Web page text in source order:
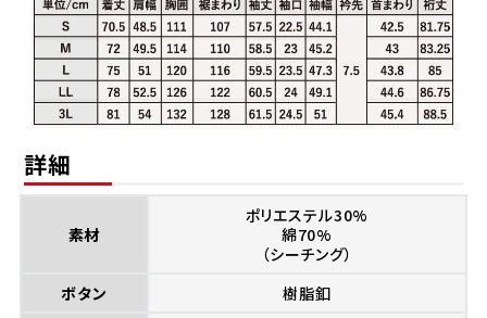
詳細
素材
ポリエステル30%
綿70%
（シーチング）
ボタン
樹脂釦